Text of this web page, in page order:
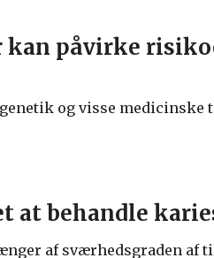
påvirke
og visse
at behandle
af sværhedsgraden af